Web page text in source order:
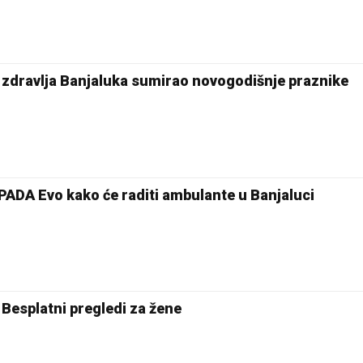
zdravlja Banjaluka sumirao novogodišnje praznike
Evo kako će raditi ambulante u Banjaluci
pregledi za žene